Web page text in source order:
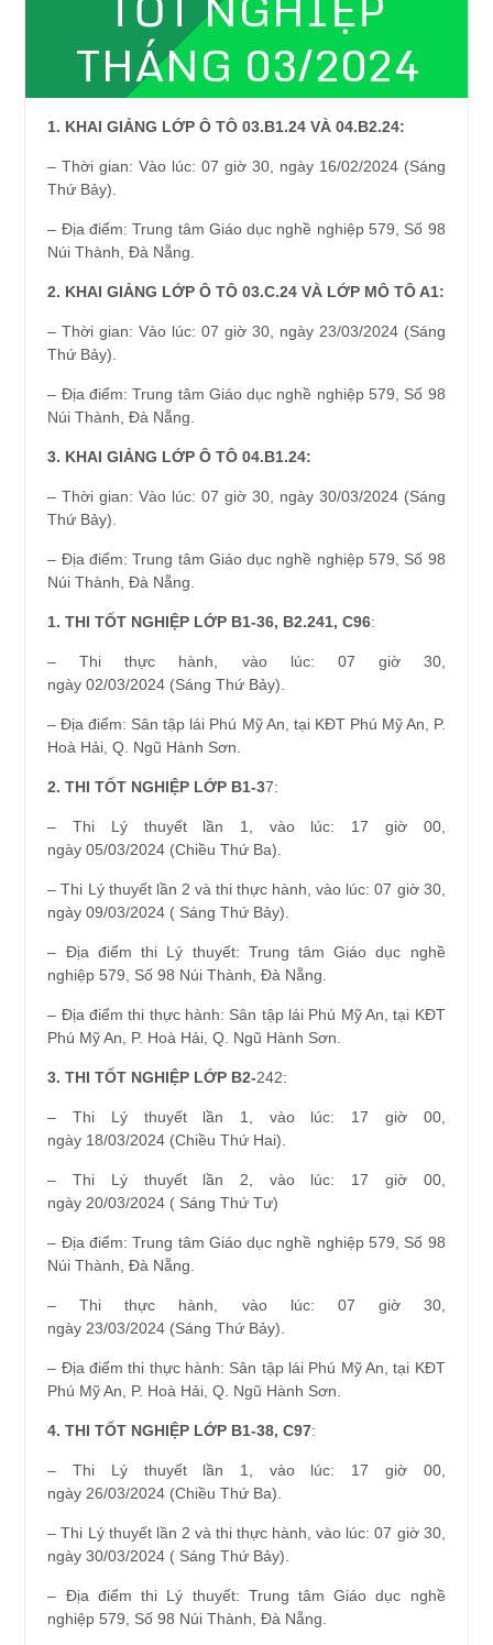
THÁNG 03/2024
1. KHAI GIẢNG LỚP Ô TÔ 03.B1.24 VÀ 04.B2.24:
– Thời gian: Vào lúc: 07 giờ 30, ngày 16/02/2024 (Sáng
Thứ Bảy).
– Địa điểm: Trung tâm Giáo dục nghề nghiệp 579, Số 98
Núi Thành, Đà Nẵng.
2. KHAI GIẢNG LỚP Ô TÔ 03.C.24 VÀ LỚP MÔ TÔ A1:
– Thời gian: Vào lúc: 07 giờ 30, ngày 23/03/2024 (Sáng
Thứ Bảy).
– Địa điểm: Trung tâm Giáo dục nghề nghiệp 579, Số 98
Núi Thành, Đà Nẵng.
3. KHAI GIẢNG LỚP Ô TÔ 04.B1.24:
– Thời gian: Vào lúc: 07 giờ 30, ngày 30/03/2024 (Sáng
Thứ Bảy).
– Địa điểm: Trung tâm Giáo dục nghề nghiệp 579, Số 98
Núi Thành, Đà Nẵng.
1. THI TỐT NGHIỆP LỚP B1-36, B2.241, C96:
– Thi thực hành, vào lúc: 07 giờ 30,
ngày 02/03/2024 (Sáng Thứ Bảy).
– Địa điểm: Sân tập lái Phú Mỹ An, tại KĐT Phú Mỹ An, P.
Hoà Hải, Q. Ngũ Hành Sơn.
2. THI TỐT NGHIỆP LỚP B1-37:
– Thi Lý thuyết lần 1, vào lúc: 17 giờ 00,
ngày 05/03/2024 (Chiều Thứ Ba).
– Thi Lý thuyết lần 2 và thi thực hành, vào lúc: 07 giờ 30,
ngày 09/03/2024 ( Sáng Thứ Bảy).
– Địa điểm thi Lý thuyết: Trung tâm Giáo dục nghề
nghiệp 579, Số 98 Núi Thành, Đà Nẵng.
– Địa điểm thi thực hành: Sân tập lái Phú Mỹ An, tại KĐT
Phú Mỹ An, P. Hoà Hải, Q. Ngũ Hành Sơn.
3. THI TỐT NGHIỆP LỚP B2-242:
– Thi Lý thuyết lần 1, vào lúc: 17 giờ 00,
ngày 18/03/2024 (Chiều Thứ Hai).
– Thi Lý thuyết lần 2, vào lúc: 17 giờ 00,
ngày 20/03/2024 ( Sáng Thứ Tư)
– Địa điểm: Trung tâm Giáo dục nghề nghiệp 579, Số 98
Núi Thành, Đà Nẵng.
– Thi thực hành, vào lúc: 07 giờ 30,
ngày 23/03/2024 (Sáng Thứ Bảy).
– Địa điểm thi thực hành: Sân tập lái Phú Mỹ An, tại KĐT
Phú Mỹ An, P. Hoà Hải, Q. Ngũ Hành Sơn.
4. THI TỐT NGHIỆP LỚP B1-38, C97:
– Thi Lý thuyết lần 1, vào lúc: 17 giờ 00,
ngày 26/03/2024 (Chiều Thứ Ba).
– Thi Lý thuyết lần 2 và thi thực hành, vào lúc: 07 giờ 30,
ngày 30/03/2024 ( Sáng Thứ Bảy).
– Địa điểm thi Lý thuyết: Trung tâm Giáo dục nghề
nghiệp 579, Số 98 Núi Thành, Đà Nẵng.